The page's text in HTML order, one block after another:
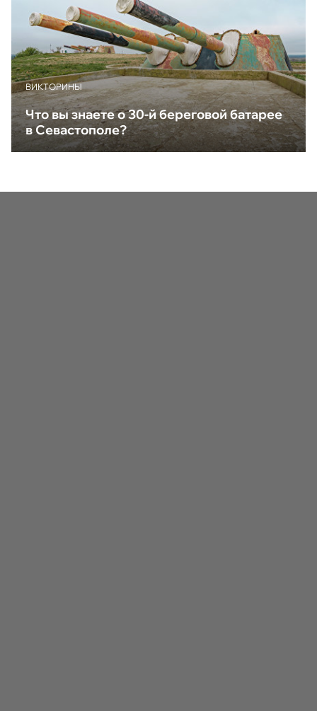
ВИКТОРИНЫ
Что вы знаете о 30-й береговой батарее
в Севастополе?